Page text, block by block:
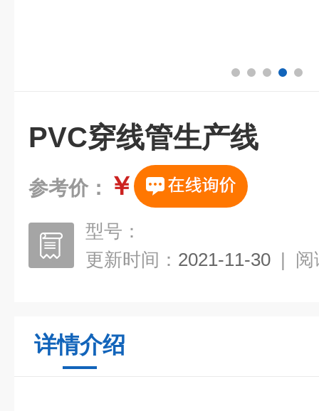
PVC穿线管生产线
参考价： ￥
型号：
更新时间： 2021-11-30 | 阅
详情介绍